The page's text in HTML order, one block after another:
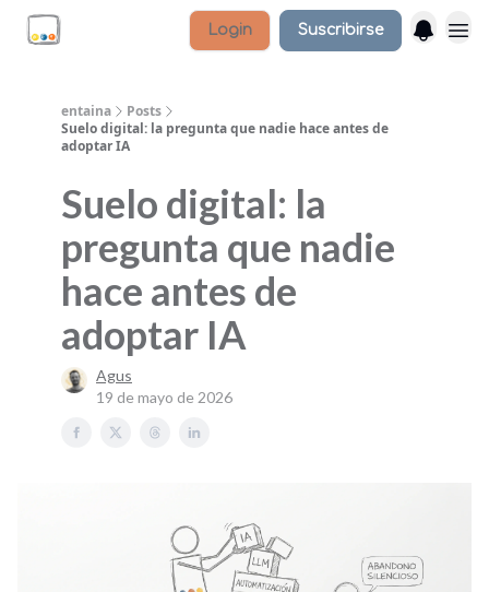
Login Suscribirse
entaina
Posts
Suelo digital: la pregunta que nadie hace antes de
adoptar IA
Suelo digital: la
pregunta que nadie
hace antes de
adoptar IA
Agus
19 de mayo de 2026